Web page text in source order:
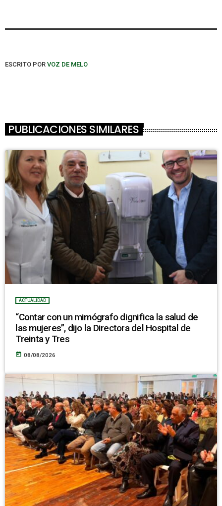
ESCRITO POR VOZ DE MELO
PUBLICACIONES SIMILARES
ACTUALIDAD
“Contar con un mimógrafo dignifica la salud de
las mujeres”, dijo la Directora del Hospital de
Treinta y Tres
today 08/08/2026